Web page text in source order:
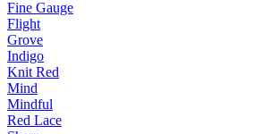
Fine Gauge
Flight
Grove
Indigo
Knit Red
Mind
Mindful
Red Lace